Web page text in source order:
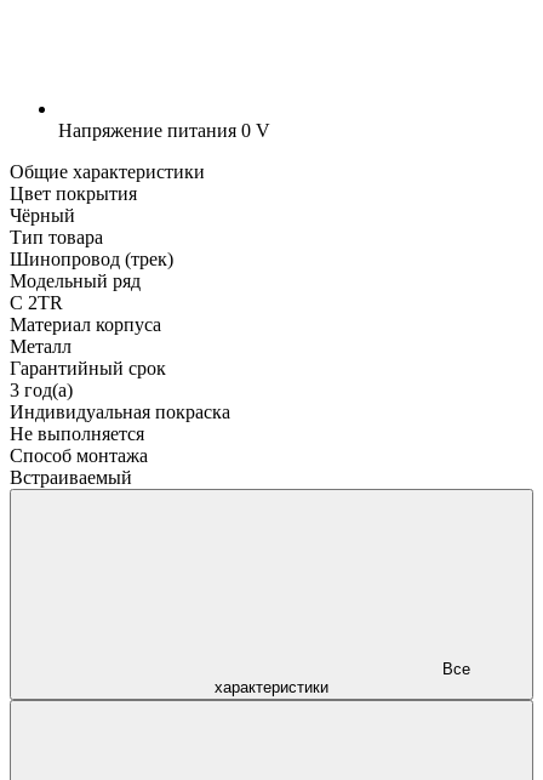
Напряжение питания 0 V
Общие характеристики
Цвет покрытия
Чёрный
Тип товара
Шинопровод (трек)
Модельный ряд
C 2TR
Материал корпуса
Металл
Гарантийный срок
3 год(а)
Индивидуальная покраска
Не выполняется
Способ монтажа
Встраиваемый
характеристики